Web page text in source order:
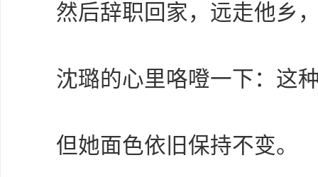
然后辞职回家，远走他乡
沈璐的心里咯噔一下：这
但她面色依旧保持不变。